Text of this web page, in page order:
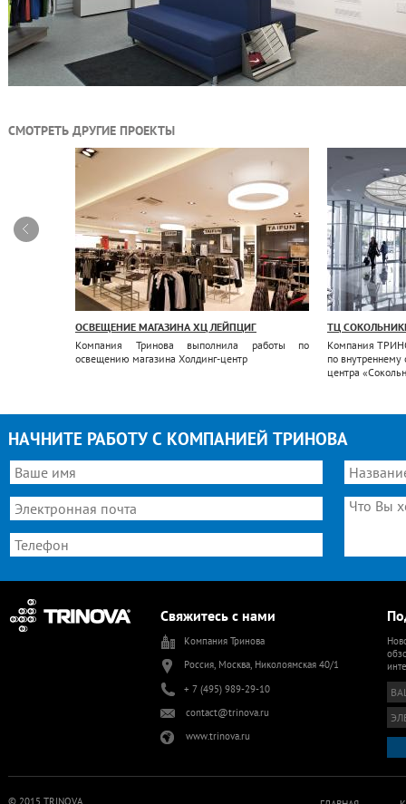
СМОТРЕТЬ ДРУГИЕ ПРОЕКТЫ
ОСВЕЩЕНИЕ МАГАЗИНА ХЦ ЛЕЙПЦИГ
Компания Тринова выполнила работы по
освещению магазина Холдинг-центр
ТЦ
Компания
по внутреннему
центра
НАЧНИТЕ РАБОТУ С КОМПАНИЕЙ ТРИНОВА
Свяжитесь с нами
Компания Тринова
Россия, Москва, Николоямская 40/1
+ 7 (495) 989-29-10
contact@trinova.ru
www.trinova.ru
© 2015 TRINOVA